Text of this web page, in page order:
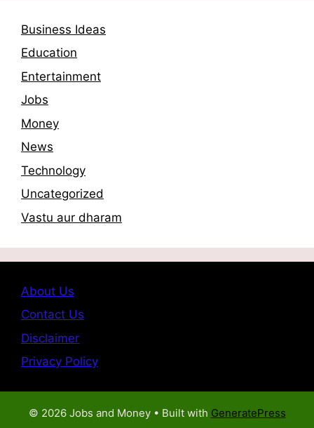
Business Ideas
Education
Entertainment
Jobs
Money
News
Technology
Uncategorized
Vastu aur dharam
About Us
Contact Us
Disclaimer
Privacy Policy
© 2026 Jobs and Money• Built with GeneratePress